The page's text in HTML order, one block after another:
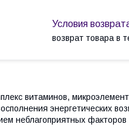
возврат товара в
витаминов,
энергетических
неблагоприятных